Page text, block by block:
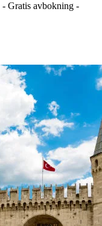
- Gratis avbokning -